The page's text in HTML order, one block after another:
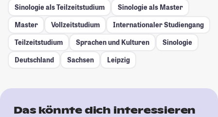
Sinologie als Teilzeitstudium
Sinologie als Master
Master
Vollzeitstudium
Internationaler Studiengang
Teilzeitstudium
Sprachen und Kulturen
Sinologie
Deutschland
Sachsen Leipzig
Das könnte dich interessieren